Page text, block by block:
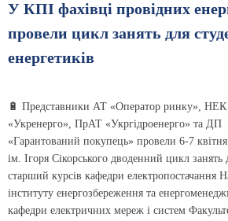
У КПІ фахівці провідних
провели цикл занять для
енергетиків
🔋 Представники АТ «Оператор ринку», НЕК
«Укренерго», ПрАТ «Укргідроенерго» та ДП
«Гарантований покупець» провели 6-7
ім. Ігоря Сікорського дводенний цикл занять
старший курсів кафедри електропостачання
інституту енергозбереження та
кафедри електричних мереж і систем